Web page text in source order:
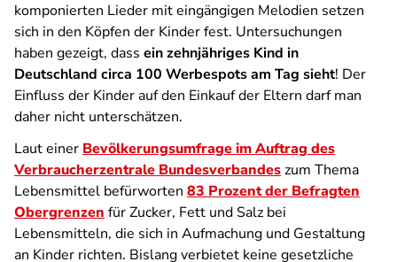
komponierten Lieder mit eingängigen Melodien setzen
sich in den Köpfen der Kinder fest. Untersuchungen
haben gezeigt, dass ein zehnjähriges Kind in
Deutschland circa 100 Werbespots am Tag sieht! Der
Einfluss der Kinder auf den Einkauf der Eltern darf man
daher nicht unterschätzen.
Laut einer Bevölkerungsumfrage im Auftrag des
Verbraucherzentrale Bundesverbandeszum Thema
Lebensmittel befürworten 83 Prozent der Befragten
Obergrenzen für Zucker, Fett und Salz bei
Lebensmitteln, die sich in Aufmachung und Gestaltung
an Kinder richten. Bislang verbietet keine gesetzliche